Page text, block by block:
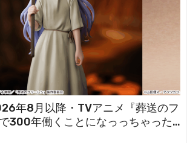
年8月以降・TVアニメ『葬送のフ
300年働くことになっっちゃった
立体化！